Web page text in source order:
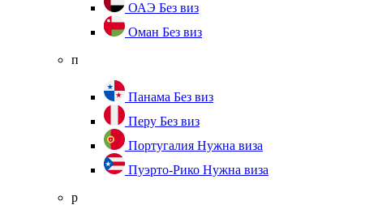
ОАЭ Без виз
Оман Без виз
п
Панама Без виз
Перу Без виз
Португалия Нужна виза
Пуэрто-Рико Нужна виза
р